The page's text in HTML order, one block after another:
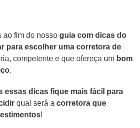
ao fim do nosso guia com dicas do
para escolher uma corretora de
competente e que ofereça um bom
.
essas dicas fique mais fácil para
qual será a corretora que
!